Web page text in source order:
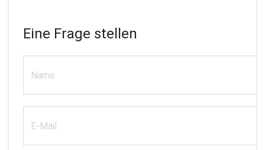
Eine Frage stellen